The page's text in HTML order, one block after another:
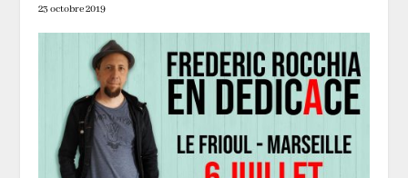
23 octobre 2019